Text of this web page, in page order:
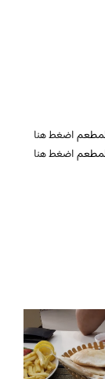
اضغط هنا
اضغط هنا